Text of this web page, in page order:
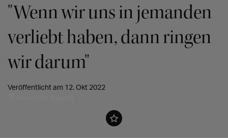
"Wenn wir uns in jemanden
verliebt haben, dann ringen
wir darum"
Veröffentlicht am 12. Okt 2022